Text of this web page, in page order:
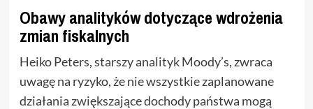
Obawy analityków dotyczące wdrożenia
zmian fiskalnych
Heiko Peters, starszy analityk Moody’s, zwraca
uwagę na ryzyko, że nie wszystkie zaplanowane
działania zwiększające dochody państwa mogą